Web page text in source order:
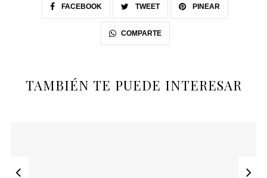
FACEBOOK TWEET PINEAR
COMPARTE
TAMBIÉN TE PUEDE INTERESAR